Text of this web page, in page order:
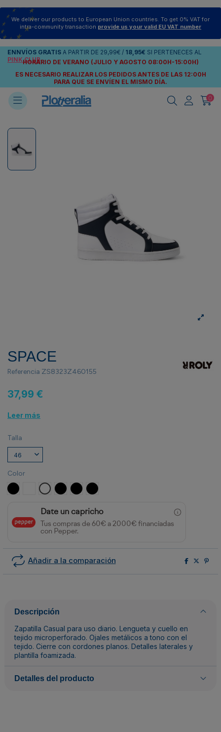
We deliver our products to European Union countries. To get 0% VAT for
intra-community transaction provide us your valid EU VAT number
ENNVÍOS GRATIS A PARTIR DE 29,99€ / 18,95€ SI PERTENECES AL
PINK CLUB
HORARIO DE VERANO (JULIO Y AGOSTO 08:00H-15:00H)
ES NECESARIO REALIZAR LOS PEDIDOS ANTES DE LAS 12:00H
PARA QUE SE ENVÍEN EL MISMO DÍA.
0
SPACE
Referencia ZS8323Z460155
37,99 €
Leer más
Talla
Color
NEGRO BLANCOBLANCO/MARINO
NEGRO/BLANCO/ROYAL
NEGRO/BLANCO/VERDE BOTELLA
NEGRO/BLANCO/ROJO
Date un capricho
Tus compras de 60€ a 2000€ financiadas
con Pepper.
Añadir a la comparación
Descripción
Zapatilla Casual para uso diario. Lengueta y cuello en
tejido microperforado. Ojales metálicos a tono con el
tejido. Cierre con cordones planos. Detalles laterales y
plantilla foamizada.
Detalles del producto